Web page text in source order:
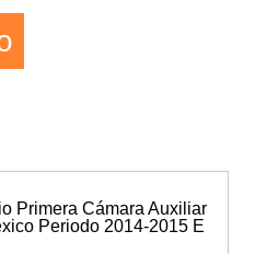
Primera Cámara Auxiliar
Periodo 2014-2015 E